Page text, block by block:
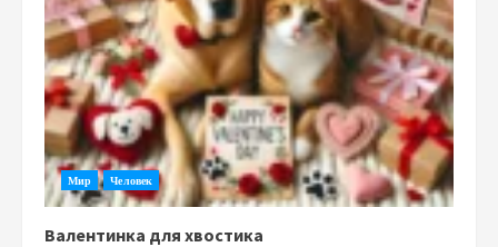
Мир Человек
Валентинка для хвостика